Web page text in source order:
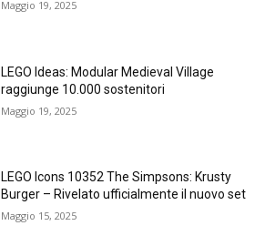
Maggio 19, 2025
LEGO Ideas: Modular Medieval Village
raggiunge 10.000 sostenitori
Maggio 19, 2025
LEGO Icons 10352 The Simpsons: Krusty
Burger – Rivelato ufficialmente il nuovo set
Maggio 15, 2025